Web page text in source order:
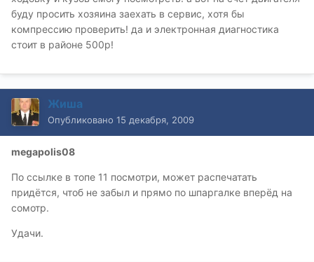
буду просить хозяина заехать в сервис, хотя бы
компрессию проверить! да и электронная диагностика
стоит в районе 500р!
Жиша
Опубликовано 15 декабря, 2009
megapolis08
По ссылке в топе 11 посмотри, может распечатать
придётся, чтоб не забыл и прямо по шпаргалке вперёд на
сомотр.
Удачи.